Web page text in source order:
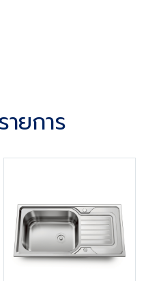
รายการ